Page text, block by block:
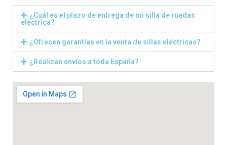
¿Cuál es el plazo de entrega de mi silla de ruedas
eléctrica?
¿Ofrecen garantías en la venta de sillas eléctricas?
¿Realizan envíos a toda España?